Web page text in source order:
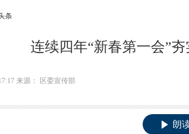
条
连续四年“新春第一会”
来源： 区委宣传部
朗